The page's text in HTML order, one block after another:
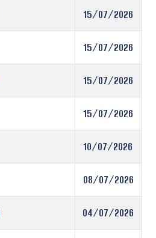
15/07/2026
15/07/2026
15/07/2026
15/07/2026
10/07/2026
08/07/2026
04/07/2026